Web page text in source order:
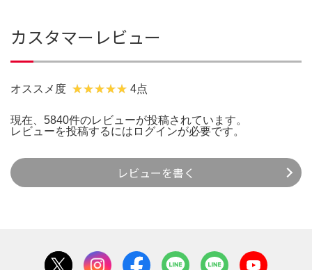
カスタマーレビュー
オススメ度 4点
現在、5840件のレビューが投稿されています。
レビューを投稿するには ログインが必要です。
レビューを書く